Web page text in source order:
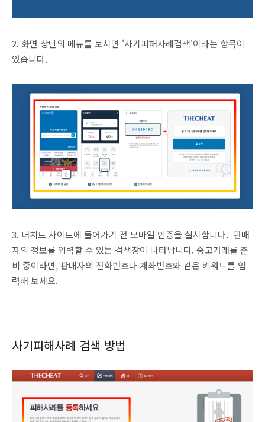
2. 화면 상단의 메뉴를 보시면 '사기피해사례검색'이라는 항목이
있습니다.
3. 더치트 사이트에 들어가기 전 모바일 인증을 실시합니다. 판매
자의 정보를 입력할 수 있는 검색창이 나타납니다. 중고거래를 준
비 중이라면, 판매자의 전화번호나 계좌번호와 같은 키워드를 입
력해 보세요.
사기피해사례 검색 방법